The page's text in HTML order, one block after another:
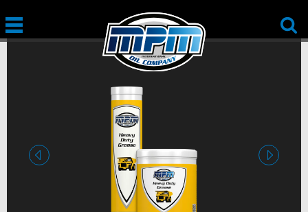
Prechádzajúci Ďalšie